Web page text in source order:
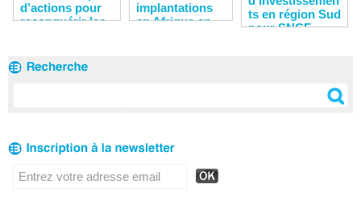
d’actions pour
reconquérir les
implantations
en Afrique en
ts en région Sud
pour SNCF